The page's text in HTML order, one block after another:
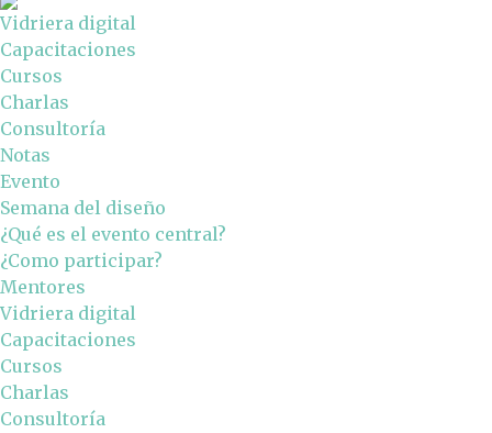
Vidriera digital
Capacitaciones
Cursos
Charlas
Consultoría
Notas
Evento
Semana del diseño
¿Qué es el evento central?
¿Como participar?
Mentores
Vidriera digital
Capacitaciones
Cursos
Charlas
Consultoría